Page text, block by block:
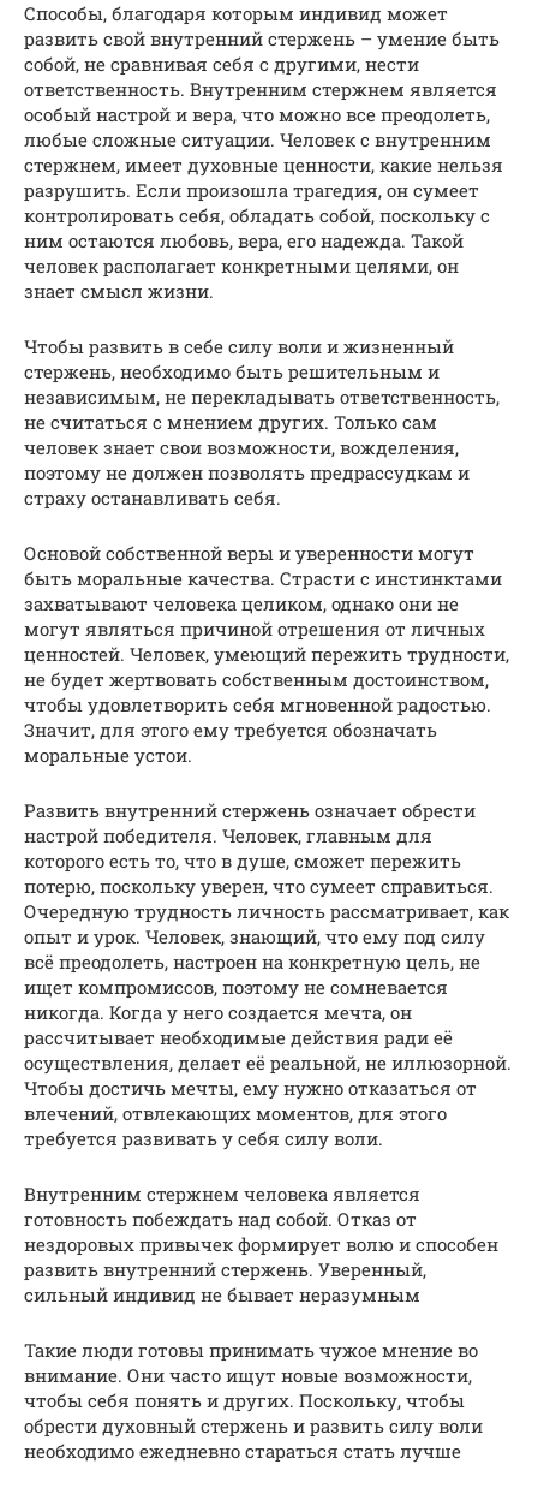
Способы, благодаря которым индивид может
развить свой внутренний стержень – умение быть
собой, не сравнивая себя с другими, нести
ответственность. Внутренним стержнем является
особый настрой и вера, что можно все преодолеть,
любые сложные ситуации. Человек с внутренним
стержнем, имеет духовные ценности, какие нельзя
разрушить. Если произошла трагедия, он сумеет
контролировать себя, обладать собой, поскольку с
ним остаются любовь, вера, его надежда. Такой
человек располагает конкретными целями, он
знает смысл жизни.
Чтобы развить в себе силу воли и жизненный
стержень, необходимо быть решительным и
независимым, не перекладывать ответственность,
не считаться с мнением других. Только сам
человек знает свои возможности, вожделения,
поэтому не должен позволять предрассудкам и
страху останавливать себя.
Основой собственной веры и уверенности могут
быть моральные качества. Страсти с инстинктами
захватывают человека целиком, однако они не
могут являться причиной отрешения от личных
ценностей. Человек, умеющий пережить трудности,
не будет жертвовать собственным достоинством,
чтобы удовлетворить себя мгновенной радостью.
Значит, для этого ему требуется обозначать
моральные устои.
Развить внутренний стержень означает обрести
настрой победителя. Человек, главным для
которого есть то, что в душе, сможет пережить
потерю, поскольку уверен, что сумеет справиться.
Очередную трудность личность рассматривает, как
опыт и урок. Человек, знающий, что ему под силу
всё преодолеть, настроен на конкретную цель, не
ищет компромиссов, поэтому не сомневается
никогда. Когда у него создается мечта, он
рассчитывает необходимые действия ради её
осуществления, делает её реальной, не иллюзорной.
Чтобы достичь мечты, ему нужно отказаться от
влечений, отвлекающих моментов, для этого
требуется развивать у себя силу воли.
Внутренним стержнем человека является
готовность побеждать над собой. Отказ от
нездоровых привычек формирует волю и способен
развить внутренний стержень. Уверенный,
сильный индивид не бывает неразумным
Такие люди готовы принимать чужое мнение во
внимание. Они часто ищут новые возможности,
чтобы себя понять и других. Поскольку, чтобы
обрести духовный стержень и развить силу воли
необходимо ежедневно стараться стать лучше